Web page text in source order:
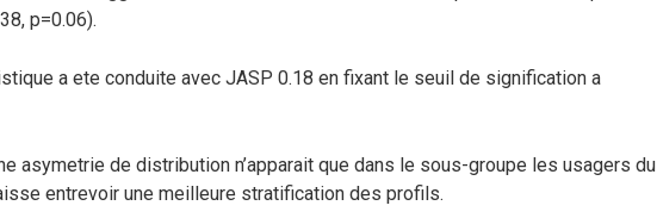
p=0.06).
a ete conduite avec JASP 0.18 en fixant le seuil de signification a
asymetrie de distribution n’apparait que dans le sous-groupe les usagers du
entrevoir une meilleure stratification des profils.